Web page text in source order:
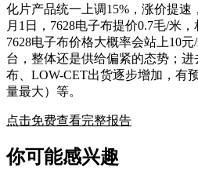
化片产品统一上调15%，涨价提
月1日，7628电子布提价0.7毛/米
7628电子布价格大概率会站上10
台，整体还是供给偏紧的态势；
布、LOW-CET出货逐步增加，有
量最大）等。
点击免费查看完整报告
你可能感兴趣